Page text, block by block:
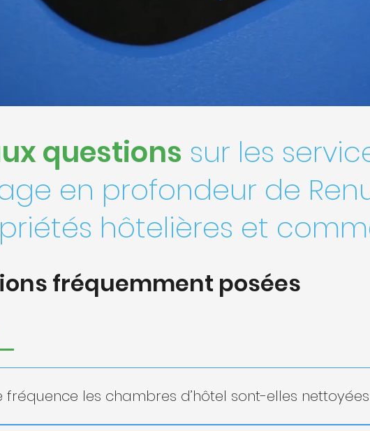
questions sur les
en profondeur de
hôtelières et
fréquemment posées
fréquence les chambres d’hôtel sont-elles